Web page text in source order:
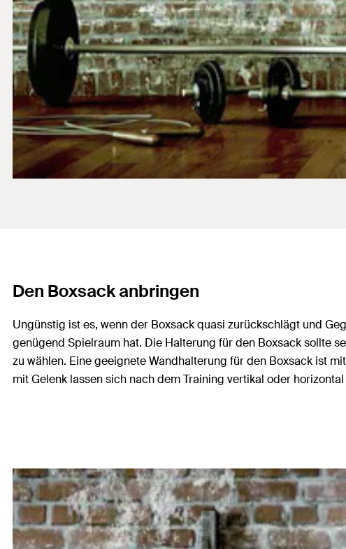
Den Boxsack anbringen
Ungünstig ist es, wenn der Boxsack quasi zurückschlägt und
genügend Spielraum hat. Die Halterung für den Boxsack sollte
zu wählen. Eine geeignete Wandhalterung für den Boxsack ist
mit Gelenk lassen sich nach dem Training vertikal oder